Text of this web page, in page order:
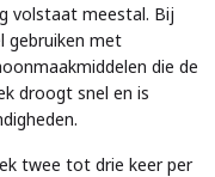
volstaat meestal. Bij
gebruiken met
die de
droogt snel en is
twee tot drie keer per